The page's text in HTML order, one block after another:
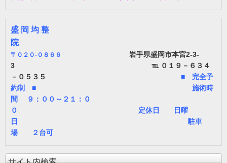
盛 岡 均 整
院
〒 ０２０-０８６６
岩手県盛岡市本宮2-3-
3 ℡ ０１９－６３４
－０５３５
■ 完全予
約制 ■ 施術時
間 ９：００～２１：０
０ 定休日 日曜
日 駐車
場 ２台可